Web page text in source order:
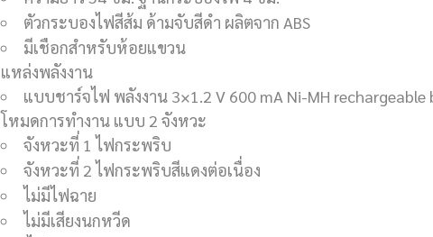
ตัวกระบองไฟสีส้ม ด้ามจับสีดำ ผลิตจาก ABS
มีเชือกสำหรับห้อยแขวน
แหล่งพลังงาน
แบบชาร์จไฟ พลังงาน 3×1.2 V 600 mA Ni-MH
โหมดการทำงาน แบบ 2 จังหวะ
จังหวะที่ 1 ไฟกระพริบ
จังหวะที่ 2 ไฟกระพริบสีแดงต่อเนื่อง
ไม่มีไฟฉาย
ไม่มีเสียงนกหวีด